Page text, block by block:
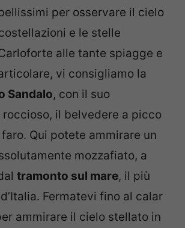
per osservare il cielo
e le stelle
alle tante spiagge e
vi consigliamo la
Sandalo, con il suo
il belvedere a picco
Qui potete ammirare un
mozzafiato, a
tramonto sul mare, il più
Fermatevi fino al calar
ammirare il cielo stellato in